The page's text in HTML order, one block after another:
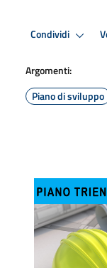
Condividi
Argomenti:
Piano di sviluppo